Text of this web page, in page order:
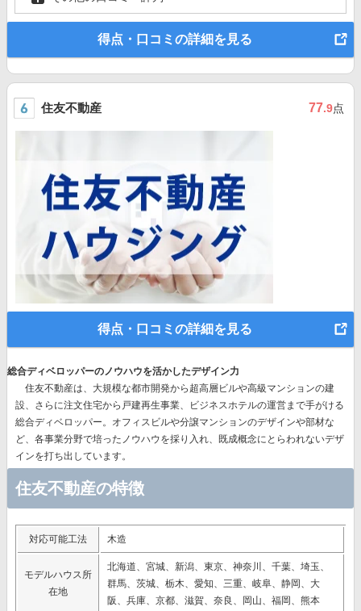
得点・口コミの詳細を見る
住友不動産 77.9点
得点・口コミの詳細を見る
総合ディベロッパーのノウハウを活かしたデザイン力
住友不動産は、 大規模な都市開発から超高層ビルや高級マンションの建
設、さらに注文住宅から戸建再生事業、ビジネスホテルの運営まで手がける
総合ディベロッパー。 オフィスビルや分譲マンションのデザインや部材な
ど、各事業分野で培ったノウハウを採り入れ、既成概念にとらわれないデザ
インを打ち出しています。
住友不動産の特徴
対応可能工法 木造
モデルハウス所
在地
北海道、宮城、新潟、東京、神奈川、千葉、埼玉、
群馬、茨城、栃木、愛知、三重、岐阜、静岡、大
阪、兵庫、京都、滋賀、奈良、岡山、福岡、熊本